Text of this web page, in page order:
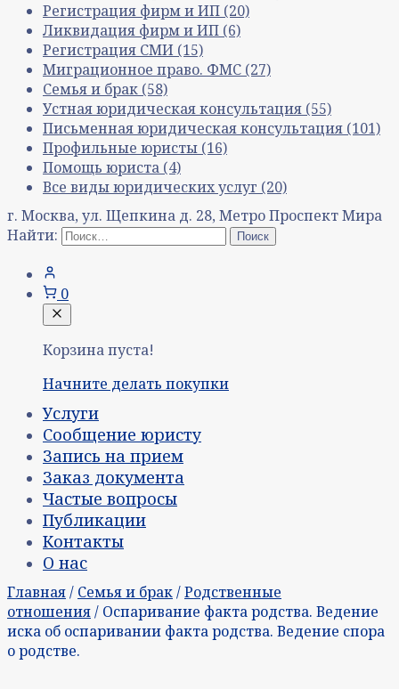
Регистрация фирм и ИП (20)
Ликвидация фирм и ИП (6)
Регистрация СМИ (15)
Миграционное право. ФМС (27)
Семья и брак (58)
Устная юридическая консультация (55)
Письменная юридическая консультация (101)
Профильные юристы (16)
Помощь юриста (4)
Все виды юридических услуг (20)
г. Москва, ул. Щепкина д. 28, Метро Проспект Мира
Найти:
0
Корзина пуста!
Начните делать покупки
Услуги
Сообщение юристу
Запись на прием
Заказ документа
Частые вопросы
Публикации
Контакты
О нас
Главная/ Семья и брак/Родственные
отношения/ Оспаривание факта родства. Ведение
иска об оспаривании факта родства. Ведение спора
о родстве.